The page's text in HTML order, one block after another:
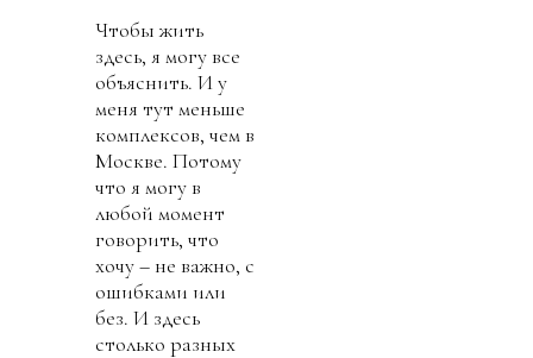
Чтобы жить
здесь, я могу все
объяснить. И у
меня тут меньше
комплексов, чем в
Москве. Потому
что я могу в
любой момент
говорить, что
хочу – не важно, с
ошибками или
без. И здесь
столько разных